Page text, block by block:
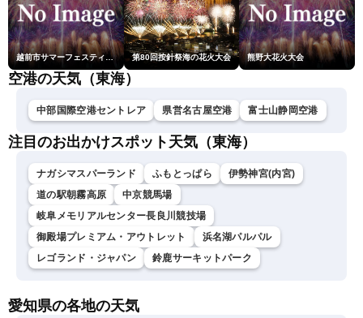
越前市サマーフェスティバル花火大会 第80回按針祭海の花火大会 熊野大花火大会
空港の天気（東海）
中部国際空港セントレア 県営名古屋空港 富士山静岡空港
注目のお出かけスポット天気（東海）
ナガシマスパーランド ふもとっぱら
伊勢神宮(内宮)
道の駅朝霧高原
中京競馬場
岐阜メモリアルセンター長良川競技場
御殿場プレミアム・アウトレット
浜名湖パルパル
レゴランド・ジャパン
鈴鹿サーキットパーク
愛知県の各地の天気